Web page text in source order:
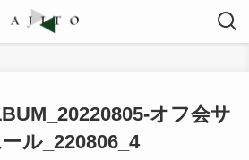
オフ会サ
ル_220806_4